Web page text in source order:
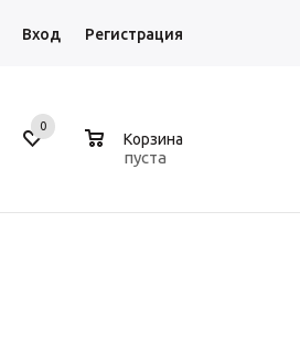
Вход Регистрация
0
Корзина
пуста